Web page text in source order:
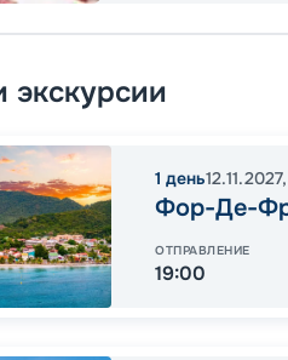
1 день12.11.2027,
Фор-Де-
ОТПРАВЛЕНИЕ
19:00